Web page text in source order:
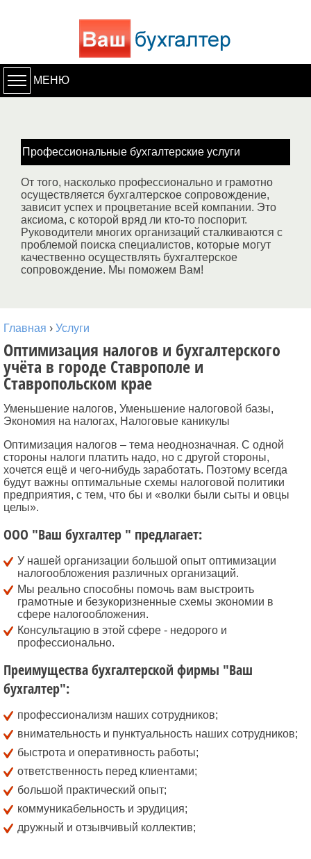
МЕНЮ
Профессиональные бухгалтерские услуги
От того, насколько профессионально и грамотно
осуществляется бухгалтерское сопровождение,
зависит успех и процветание всей компании. Это
аксиома, с которой вряд ли кто-то поспорит.
Руководители многих организаций сталкиваются с
проблемой поиска специалистов, которые могут
качественно осуществлять бухгалтерское
сопровождение. Мы поможем Вам!
Главная › Услуги
Оптимизация налогов и бухгалтерского
учёта в городе Ставрополе и
Ставропольском крае
Уменьшение налогов, Уменьшение налоговой базы,
Экономия на налогах, Налоговые каникулы
Оптимизация налогов – тема неоднозначная. С одной
стороны налоги платить надо, но с другой стороны,
хочется ещё и чего-нибудь заработать. Поэтому всегда
будут важны оптимальные схемы налоговой политики
предприятия, с тем, что бы и «волки были сыты и овцы
целы».
ООО "Ваш бухгалтер " предлагает:
У нашей организации большой опыт оптимизации
налогообложения различных организаций.
Мы реально способны помочь вам выстроить
грамотные и безукоризненные схемы экономии в
сфере налогообложения.
Консультацию в этой сфере - недорого и
профессионально.
Преимущества бухгалтерской фирмы "Ваш
бухгалтер":
профессионализм наших сотрудников;
внимательность и пунктуальность наших сотрудников;
быстрота и оперативность работы;
ответственность перед клиентами;
большой практический опыт;
коммуникабельность и эрудиция;
дружный и отзывчивый коллектив;